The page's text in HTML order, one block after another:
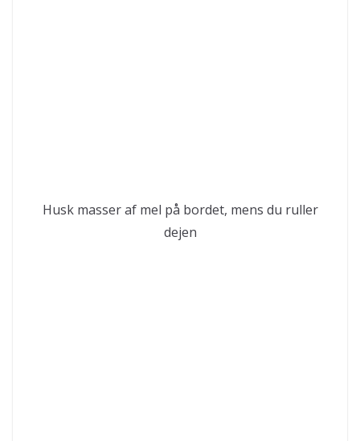
Husk masser af mel på bordet, mens du ruller
dejen